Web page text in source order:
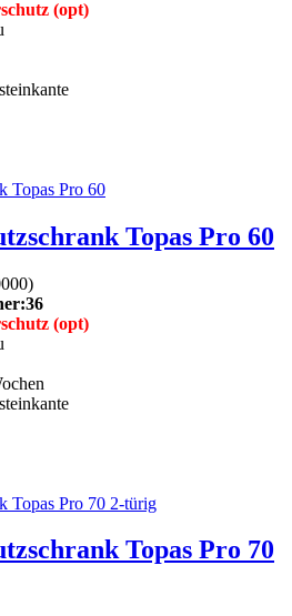
(opt)
Topas Pro 60
)
(opt)
Topas Pro 70